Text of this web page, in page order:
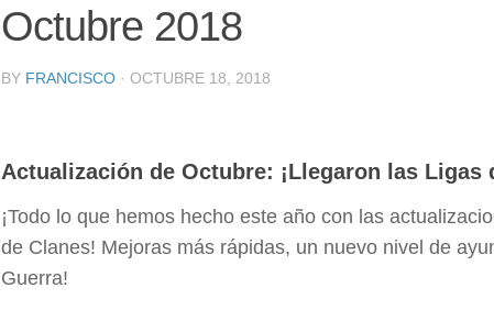
Octubre 2018
BY FRANCISCO · OCTUBRE 18, 2018
Actualización de Octubre: ¡Llegaron las Ligas
¡Todo lo que hemos hecho este año con las
de Clanes! Mejoras más rápidas, un nuevo nivel de
Guerra!